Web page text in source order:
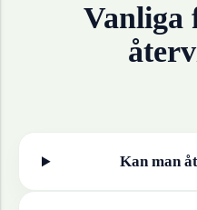
Vanliga
Kan man